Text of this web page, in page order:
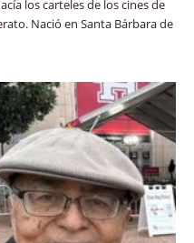
los carteles de los cines de
Nació en Santa Bárbara de